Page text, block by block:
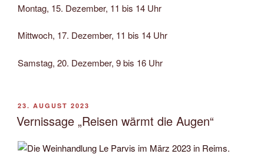
Montag, 15. Dezember, 11 bis 14 Uhr
Mittwoch, 17. Dezember, 11 bis 14 Uhr
Samstag, 20. Dezember, 9 bis 16 Uhr
VERÖFFENTLICHT
AM
23. AUGUST 2023
Vernissage „Reisen wärmt die Augen“